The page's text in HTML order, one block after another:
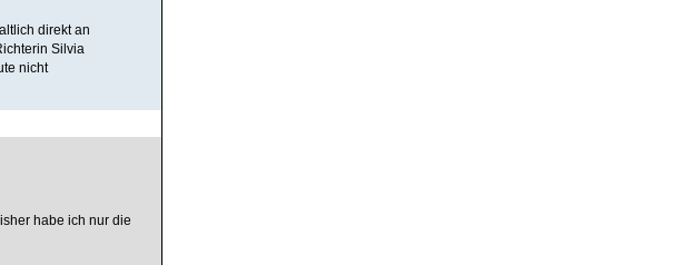
direkt an
Silvia
nicht
habe ich nur die